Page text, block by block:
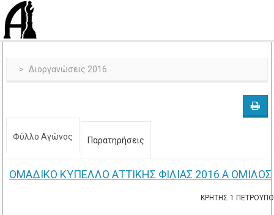
Διοργανώσεις 2016
Φύλλο Αγώνος Παρατηρήσεις
OMAΔΙΚΟ ΚΥΠΕΛΛΟ ΑΤΤΙΚΗΣ ΦΙΛΙΑΣ 2016 Α ΟΜΙΛΟΣ
ΚΡΗΤΗΣ 1